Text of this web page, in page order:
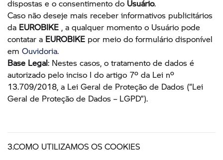
dispostas e o consentimento do Usuário.
Caso não deseje mais receber informativos publicitários
da EUROBIKE , a qualquer momento o Usuário pode
contatar a EUROBIKE por meio do formulário disponível
em Ouvidoria.
Base Legal: Nestes casos, o tratamento de dados é
autorizado pelo inciso I do artigo 7º da Lei nº
13.709/2018, a Lei Geral de Proteção de Dados (“Lei
Geral de Proteção de Dados – LGPD”).
3.COMO UTILIZAMOS OS COOKIES